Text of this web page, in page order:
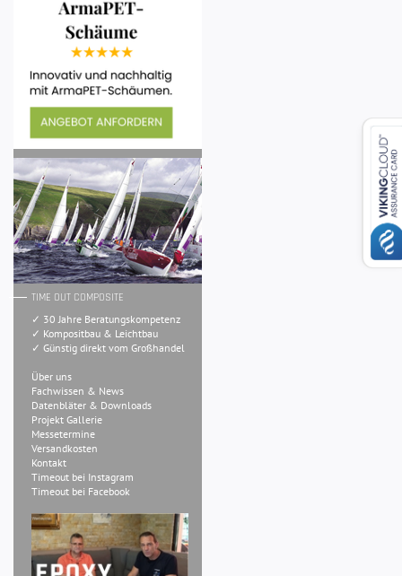
TIME OUT COMPOSITE
✓ 30 Jahre Beratungskompetenz
✓ Kompositbau & Leichtbau
✓ Günstig direkt vom Großhandel
Über uns
Fachwissen & News
Datenbläter & Downloads
Projekt Gallerie
Messetermine
Versandkosten
Kontakt
Timeout bei Instagram
Timeout bei Facebook